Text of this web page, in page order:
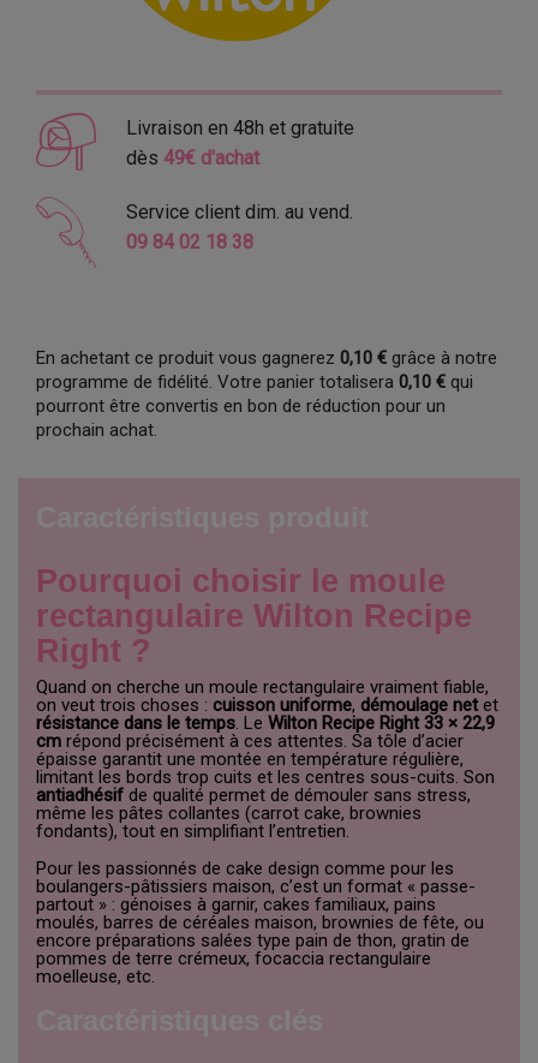
Livraison en 48h et gratuite
dès 49€ d'achat
Service client dim. au vend.
09 84 02 18 38
En achetant ce produit vous gagnerez 0,10 € grâce à notre
programme de fidélité. Votre panier totalisera 0,10 € qui
pourront être convertis en bon de réduction pour un
prochain achat.
Pourquoi choisir le moule
rectangulaire Wilton Recipe
Right ?
Quand on cherche un moule rectangulaire vraiment fiable,
on veut trois choses : cuisson uniforme, démoulage netet
résistance dans le temps. Le Wilton Recipe Right 33 × 22,9
cm répond précisément à ces attentes. Sa tôle d’acier
épaisse garantit une montée en température régulière,
limitant les bords trop cuits et les centres sous-cuits. Son
antiadhésif de qualité permet de démouler sans stress,
même les pâtes collantes (carrot cake, brownies
fondants), tout en simplifiant l’entretien.
Pour les passionnés de cake design comme pour les
boulangers-pâtissiers maison, c’est un format « passe-
partout » : génoises à garnir, cakes familiaux, pains
moulés, barres de céréales maison, brownies de fête, ou
encore préparations salées type pain de thon, gratin de
pommes de terre crémeux, focaccia rectangulaire
moelleuse, etc.